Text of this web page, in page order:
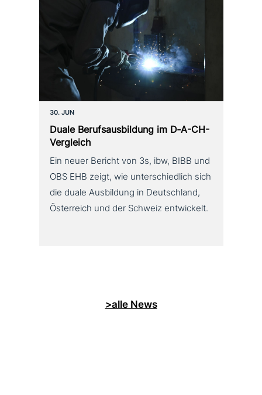
30. JUN
Duale Berufsausbildung im D‑A-CH-
Vergleich
Ein neuer Bericht von 3s, ibw, BIBB und
OBS EHB zeigt, wie unterschiedlich sich
die duale Ausbildung in Deutschland,
Österreich und der Schweiz entwickelt.
>alle News